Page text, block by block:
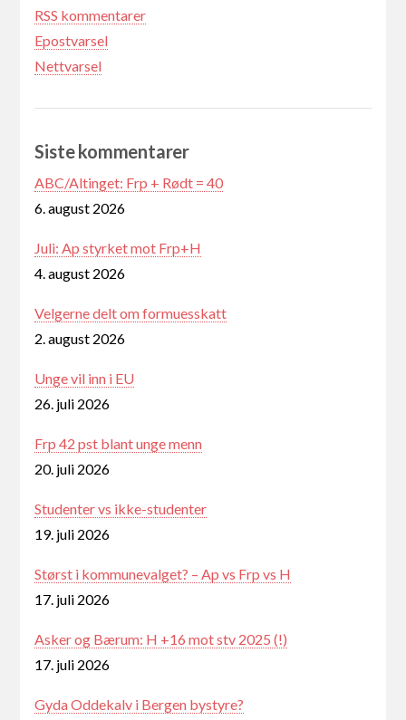
RSS kommentarer
Epostvarsel
Nettvarsel
Siste kommentarer
ABC/Altinget: Frp + Rødt = 40
6. august 2026
Juli: Ap styrket mot Frp+H
4. august 2026
Velgerne delt om formuesskatt
2. august 2026
Unge vil inn i EU
26. juli 2026
Frp 42 pst blant unge menn
20. juli 2026
Studenter vs ikke-studenter
19. juli 2026
Størst i kommunevalget? – Ap vs Frp vs H
17. juli 2026
Asker og Bærum: H +16 mot stv 2025 (!)
17. juli 2026
Gyda Oddekalv i Bergen bystyre?